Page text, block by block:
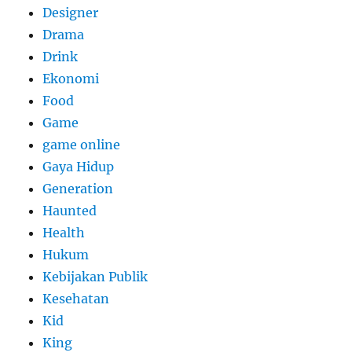
Designer
Drama
Drink
Ekonomi
Food
Game
game online
Gaya Hidup
Generation
Haunted
Health
Hukum
Kebijakan Publik
Kesehatan
Kid
King